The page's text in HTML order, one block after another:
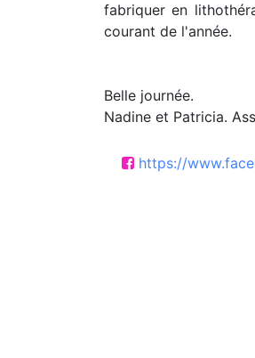
fabriquer en
courant de l'année.
Belle journée.
Nadine et Patricia.
https://